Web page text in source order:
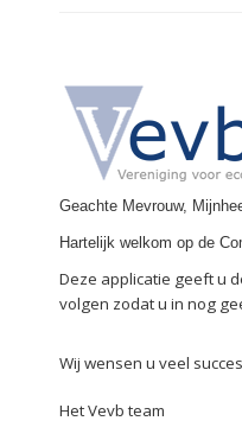
Geachte Mevrouw,
Hartelijk welkom op de
Deze applicatie geeft u
volgen zodat u in nog
Wij wensen u veel
Het Vevb team